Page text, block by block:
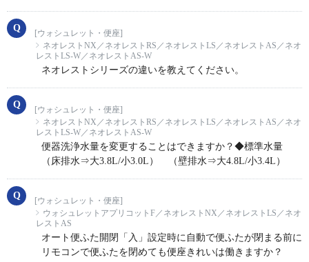
[ウォシュレット・便座]
ネオレストNX／ネオレストRS／ネオレストLS／ネオレストAS／ネオ
レストLS-W／ネオレストAS-W
ネオレストシリーズの違いを教えてください。
[ウォシュレット・便座]
ネオレストNX／ネオレストRS／ネオレストLS／ネオレストAS／ネオ
レストLS-W／ネオレストAS-W
便器洗浄水量を変更することはできますか？◆標準水量
（床排水⇒大3.8L/小3.0L） （壁排水⇒大4.8L/小3.4L）
[ウォシュレット・便座]
ウォシュレットアプリコットF／ネオレストNX／ネオレストLS／ネオ
レストAS
オート便ふた開閉「入」設定時に自動で便ふたが閉まる前に
リモコンで便ふたを閉めても便座きれいは働きますか？